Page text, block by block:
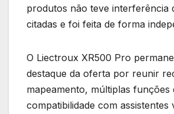
produtos não teve interferência
citadas e foi feita de forma
O Liectroux XR500 Pro
destaque da oferta por reunir
mapeamento, múltiplas funções
compatibilidade com assistentes